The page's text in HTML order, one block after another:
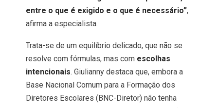
entre o que é exigido e o que é necessário”,
afirma a especialista.
Trata-se de um equilíbrio delicado, que não se
resolve com fórmulas, mas com escolhas
intencionais. Giulianny destaca que, embora a
Base Nacional Comum para a Formação dos
Diretores Escolares (BNC-Diretor) não tenha